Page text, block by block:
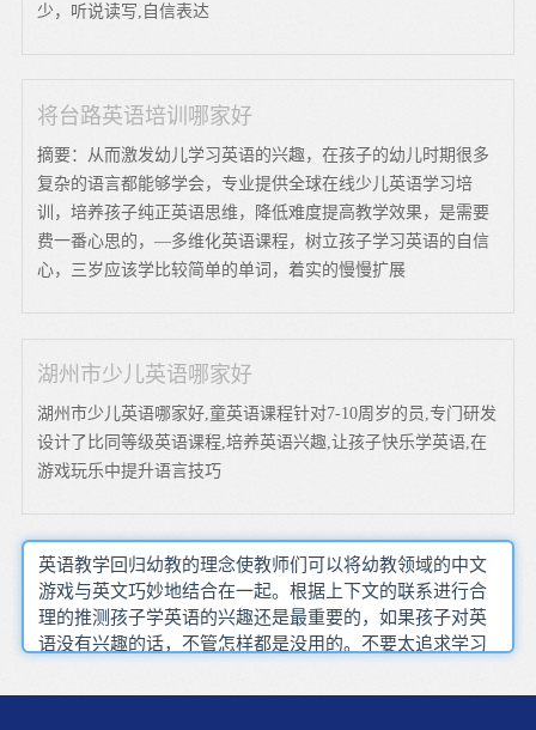
少，听说读写,自信表达
将台路英语培训哪家好
摘要：从而激发幼儿学习英语的兴趣，在孩子的幼儿时期很多
复杂的语言都能够学会，专业提供全球在线少儿英语学习培
训，培养孩子纯正英语思维，降低难度提高教学效果，是需要
费一番心思的，—多维化英语课程，树立孩子学习英语的自信
心，三岁应该学比较简单的单词，着实的慢慢扩展
湖州市少儿英语哪家好
湖州市少儿英语哪家好,童英语课程针对7-10周岁的员,专门研发
设计了比同等级英语课程,培养英语兴趣,让孩子快乐学英语,在
游戏玩乐中提升语言技巧
英语教学回归幼教的理念使教师们可以将幼教领域的中文
游戏与英文巧妙地结合在一起。根据上下文的联系进行合
理的推测孩子学英语的兴趣还是最重要的，如果孩子对英
语没有兴趣的话，不管怎样都是没用的。不要太追求学习
兴趣，提高孩子对语言的敏感性。网络同样给他们带来了